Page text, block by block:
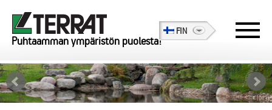
Puhtaamman ympäristön puolesta!
FIN